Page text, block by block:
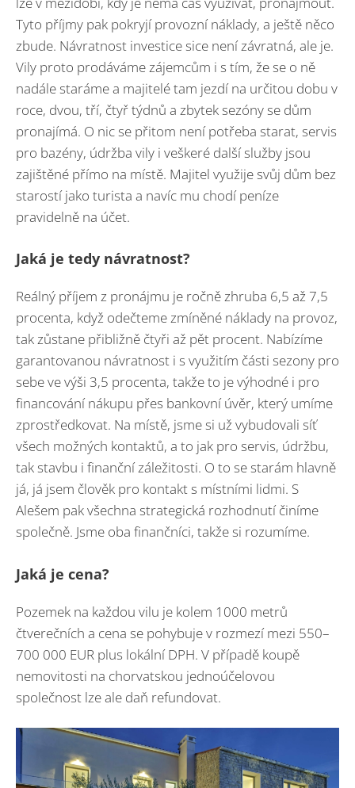
Tyto příjmy pak pokryjí provozní náklady, a ještě něco
zbude. Návratnost investice sice není závratná, ale je.
Vily proto prodáváme zájemcům i s tím, že se o ně
nadále staráme a majitelé tam jezdí na určitou dobu v
roce, dvou, tří, čtyř týdnů a zbytek sezóny se dům
pronajímá. O nic se přitom není potřeba starat, servis
pro bazény, údržba vily i veškeré další služby jsou
zajištěné přímo na místě. Majitel využije svůj dům bez
starostí jako turista a navíc mu chodí peníze
pravidelně na účet.
Jaká je tedy návratnost?
Reálný příjem z pronájmu je ročně zhruba 6,5 až 7,5
procenta, když odečteme zmíněné náklady na provoz,
tak zůstane přibližně čtyři až pět procent. Nabízíme
garantovanou návratnost i s využitím části sezony pro
sebe ve výši 3,5 procenta, takže to je výhodné i pro
financování nákupu přes bankovní úvěr, který umíme
zprostředkovat. Na místě, jsme si už vybudovali síť
všech možných kontaktů, a to jak pro servis, údržbu,
tak stavbu i finanční záležitosti. O to se starám hlavně
já, já jsem člověk pro kontakt s místními lidmi. S
Alešem pak všechna strategická rozhodnutí činíme
společně. Jsme oba finančníci, takže si rozumíme.
Jaká je cena?
Pozemek na každou vilu je kolem 1000 metrů
čtverečních a cena se pohybuje v rozmezí mezi 550–
700 000 EUR plus lokální DPH. V případě koupě
nemovitosti na chorvatskou jednoúčelovou
společnost lze ale daň refundovat.